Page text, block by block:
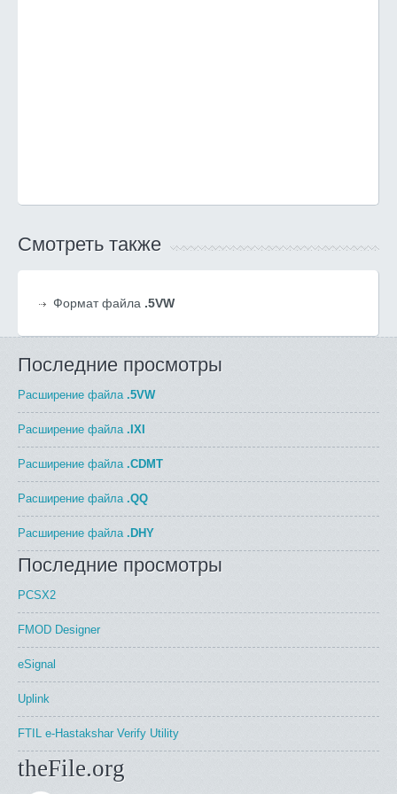
Смотреть также
Формат файла .5VW
Последние просмотры
Расширение файла .5VW
Расширение файла .IXI
Расширение файла .CDMT
Расширение файла .QQ
Расширение файла .DHY
Последние просмотры
PCSX2
FMOD Designer
eSignal
Uplink
FTIL e-Hastakshar Verify Utility
theFile.org